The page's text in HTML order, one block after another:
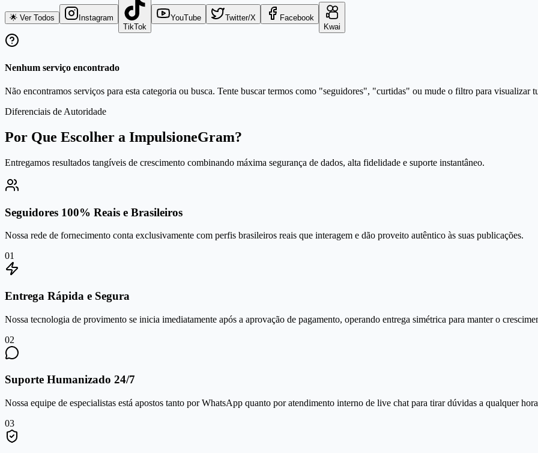
🌟 Ver Todos
Instagram
TikTok
YouTube Twitter/X
Facebook
Kwai
Nenhum serviço encontrado
Não encontramos serviços para esta categoria ou busca. Tente buscar termos como "seguidores", "curtidas" ou mude o filtro para visualizar
Diferenciais de Autoridade
Por Que Escolher a ImpulsioneGram?
Entregamos resultados tangíveis de crescimento combinando máxima segurança de dados, alta fidelidade e suporte instantâneo.
Seguidores 100% Reais e Brasileiros
Nossa rede de fornecimento conta exclusivamente com perfis brasileiros reais que interagem e dão proveito autêntico às suas publicações.
01
Entrega Rápida e Segura
Nossa tecnologia de provimento se inicia imediatamente após a aprovação de pagamento, operando entrega simétrica para manter o
02
Suporte Humanizado 24/7
Nossa equipe de especialistas está apostos tanto por WhatsApp quanto por atendimento interno de live chat para tirar dúvidas a qualquer
03